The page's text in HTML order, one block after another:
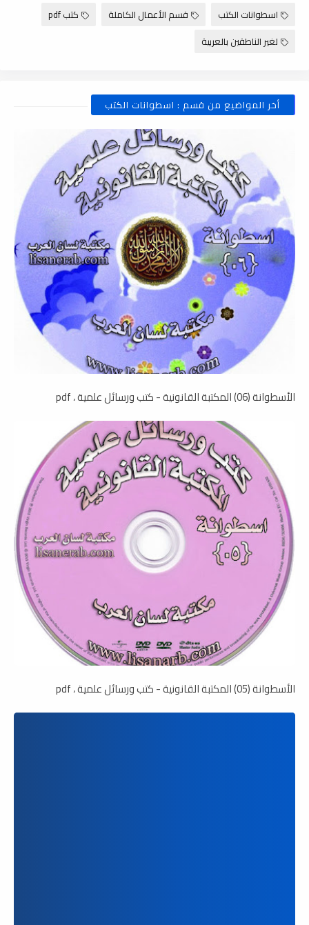
اسطوانات الكتب قسم الأعمال الكاملة
كتب pdf
لغير الناطقين بالعربية
أخر المواضيع من قسم : اسطوانات الكتب
الأسطوانة (06) المكتبة القانونية - كتب ورسائل علمية ، pdf
الأسطوانة (05) المكتبة القانونية - كتب ورسائل علمية ، pdf